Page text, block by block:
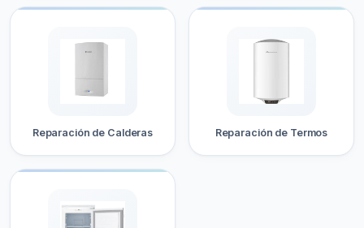
Reparación de Calderas Reparación de Termos